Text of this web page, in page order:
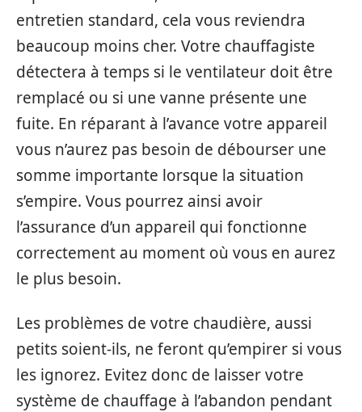
entretien standard, cela vous reviendra
beaucoup moins cher. Votre chauffagiste
détectera à temps si le ventilateur doit être
remplacé ou si une vanne présente une
fuite. En réparant à l’avance votre appareil
vous n’aurez pas besoin de débourser une
somme importante lorsque la situation
s’empire. Vous pourrez ainsi avoir
l’assurance d’un appareil qui fonctionne
correctement au moment où vous en aurez
le plus besoin.
Les problèmes de votre chaudière, aussi
petits soient-ils, ne feront qu’empirer si vous
les ignorez. Evitez donc de laisser votre
système de chauffage à l’abandon pendant